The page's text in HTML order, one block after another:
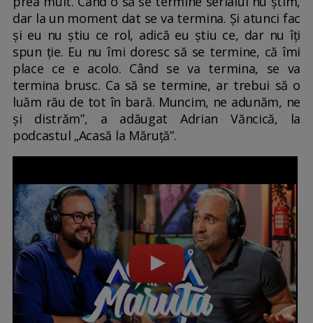
dar la un moment dat se va termina. Și atunci fac
și eu nu știu ce rol, adică eu știu ce, dar nu îți
spun ție. Eu nu îmi doresc să se termine, că îmi
place ce e acolo. Când se va termina, se va
termina brusc. Ca să se termine, ar trebui să o
luăm rău de tot în bară. Muncim, ne adunăm, ne
și distrăm”, a adăugat Adrian Văncică, la
podcastul „Acasă la Măruță”.